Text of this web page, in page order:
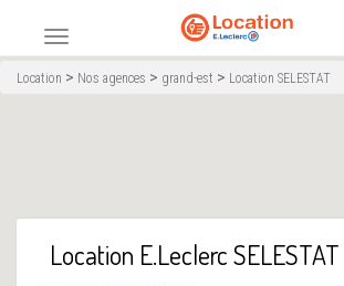
Menu principal
Accueil
Location > Nos agences > grand-est > Location SELESTAT
Location E.Leclerc SELESTAT